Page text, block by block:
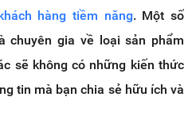
khách hàng tiềm năng. Một số
chuyên gia về loại sản phẩm
sẽ không có những kiến thức
tin mà bạn chia sẻ hữu ích và